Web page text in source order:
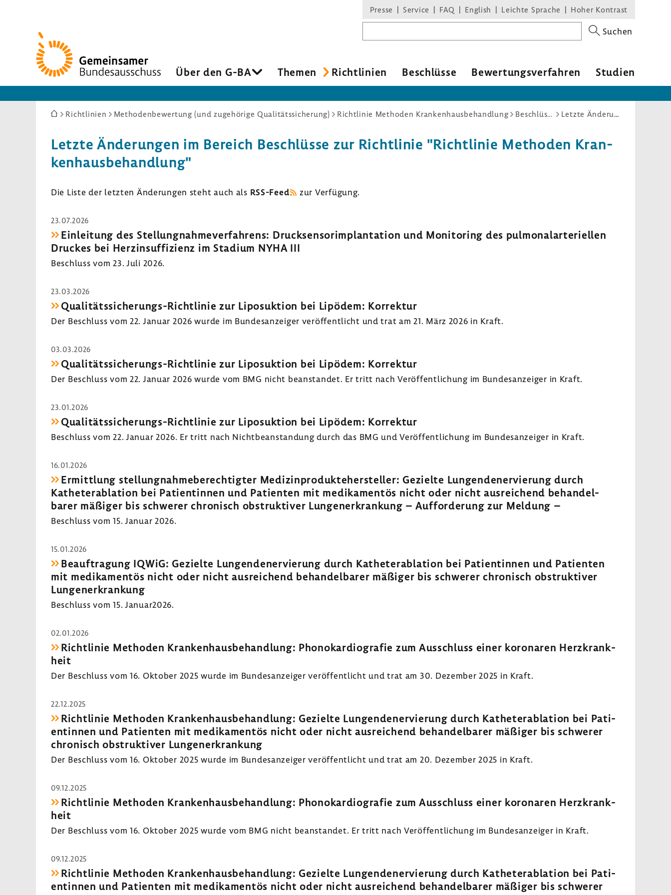
Zur
Startseite
Presse Service FAQ English Leichte Sprache Hoher Kontrast
Suchen
Über den G-BA Themen Richt­li­nien Beschlüsse Bewer­tungs­ver­fahren Studien
Sie
hier:
Richtlinien Methodenbewertung (und zugehörige Qualitätssicherung) Richtlinie Methoden Krankenhausbehandlung Beschlüsse Letzte Änderungen
Letzte Ände­rungen im Bereich Beschlüsse zur Richt­linie "Richt­linie Methoden Kran­
ken­haus­be­hand­lung"
Die Liste der letzten Ände­rungen steht auch als RSS-​Feed zur Verfü­gung.
23.07.2026
Einlei­tung des Stel­lung­nah­me­ver­fah­rens: Druck­sen­sor­im­plan­ta­tion und Moni­to­ring des pulmo­nal­arte­ri­ellen
Druckes bei Herz­in­suf­fi­zienz im Stadium NYHA III
Beschluss vom 23. Juli 2026.
23.03.2026
Qualitätssicherungs-​Richtlinie zur Lipo­suk­tion bei Lipödem: Korrektur
Der Beschluss vom 22. Januar 2026 wurde im Bundes­an­zeiger veröf­fent­licht und trat am 21. März 2026 in Kraft.
03.03.2026
Qualitätssicherungs-​Richtlinie zur Lipo­suk­tion bei Lipödem: Korrektur
Der Beschluss vom 22. Januar 2026 wurde vom BMG nicht bean­standet. Er tritt nach Veröf­fent­li­chung im Bundes­an­zeiger in Kraft.
23.01.2026
Qualitätssicherungs-​Richtlinie zur Lipo­suk­tion bei Lipödem: Korrektur
Beschluss vom 22. Januar 2026. Er tritt nach Nicht­be­an­stan­dung durch das BMG und Veröf­fent­li­chung im Bundes­an­zeiger in Kraft.
16.01.2026
Ermitt­lung stel­lung­nah­me­be­rech­tigter Medi­zin­pro­dukte­her­steller: Gezielte Lungen­de­ner­vie­rung durch
Kathe­terab­la­tion bei Pati­en­tinnen und Pati­enten mit medi­ka­mentös nicht oder nicht ausrei­chend behan­del­
barer mäßiger bis schwerer chro­nisch obstruk­tiver Lungen­er­kran­kung – Auffor­de­rung zur Meldung –
Beschluss vom 15. Januar 2026.
15.01.2026
Beauf­tra­gung IQWiG: Gezielte Lungen­de­ner­vie­rung durch Kathe­terab­la­tion bei Pati­en­tinnen und Pati­enten
mit medi­ka­mentös nicht oder nicht ausrei­chend behan­del­barer mäßiger bis schwerer chro­nisch obstruk­tiver
Lungen­er­kran­kung
Beschluss vom 15. Januar2026.
02.01.2026
Richt­linie Methoden Kran­ken­haus­be­hand­lung: Phono­kar­dio­grafie zum Ausschluss einer koro­naren Herz­krank­
heit
Der Beschluss vom 16. Oktober 2025 wurde im Bundes­an­zeiger veröf­fent­licht und trat am 30. Dezember 2025 in Kraft.
22.12.2025
Richt­linie Methoden Kran­ken­haus­be­hand­lung: Gezielte Lungen­de­ner­vie­rung durch Kathe­terab­la­tion bei Pati­
en­tinnen und Pati­enten mit medi­ka­mentös nicht oder nicht ausrei­chend behan­del­barer mäßiger bis schwerer
chro­nisch obstruk­tiver Lungen­er­kran­kung
Der Beschluss vom 16. Oktober 2025 wurde im Bundes­an­zeiger veröf­fent­licht und trat am 20. Dezember 2025 in Kraft.
09.12.2025
Richt­linie Methoden Kran­ken­haus­be­hand­lung: Phono­kar­dio­grafie zum Ausschluss einer koro­naren Herz­krank­
heit
Der Beschluss vom 16. Oktober 2025 wurde vom BMG nicht bean­standet. Er tritt nach Veröf­fent­li­chung im Bundes­an­zeiger in Kraft.
09.12.2025
Richt­linie Methoden Kran­ken­haus­be­hand­lung: Gezielte Lungen­de­ner­vie­rung durch Kathe­terab­la­tion bei Pati­
en­tinnen und Pati­enten mit medi­ka­mentös nicht oder nicht ausrei­chend behan­del­barer mäßiger bis schwerer